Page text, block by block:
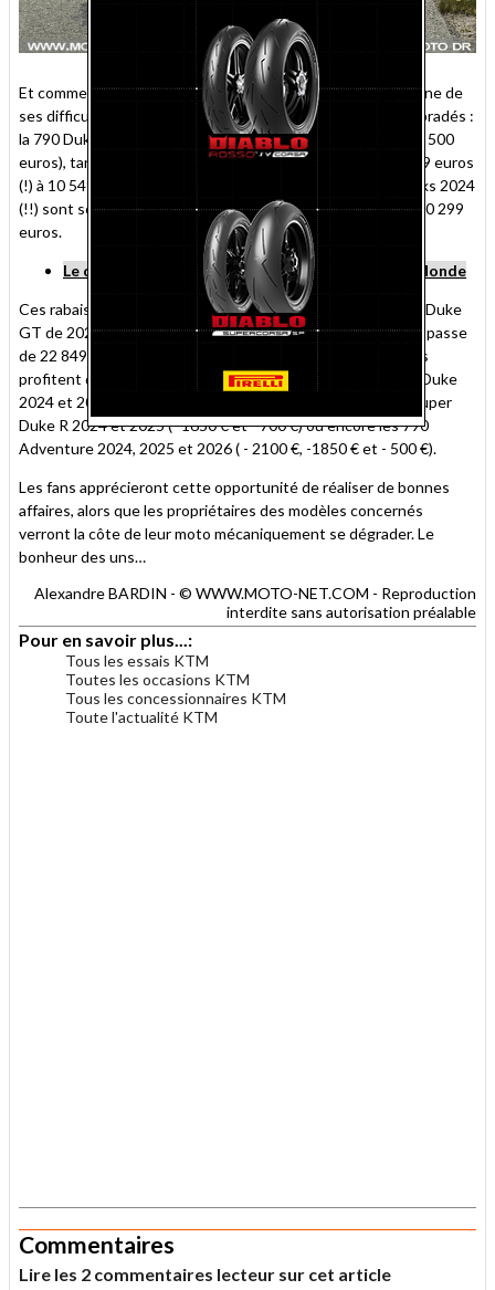
Et comme la marque a accumulé un stock important, à l'origine de
ses difficultés financières, les millésimes précédents sont bradés :
la 790 Duke 2026 passe de 11 299 euros à 10 7999 euros (- 500
euros), tandis que les versions 2025 dégringolent de 12 399 euros
(!) à 10 549 euros (- 1850 euros). Plus fort encore : les stocks 2024
(!!) sont soldés de 2100 euros, passant de 12 399 euros à 10 299
euros.
Le débridage des motos d'enduro KTM agite Le Monde
Ces rabais grimpent jusqu'à 3300 euros sur les 1290 Super Duke
GT de 2024 ci-dessus : la sport-routière très, très pressée passe
de 22 849 euros à sa sortie à 19 549 euros ! D'autres motos
profitent de cet éc(r)oulement des stocks, comme les 125 Duke
2024 et 2025 (respectivement - 900 et - 650 €), les 1390 Super
Duke R 2024 et 2025 (- 1650 € et - 700 €) ou encore les 790
Adventure 2024, 2025 et 2026 ( - 2100 €, -1850 € et - 500 €).
Les fans apprécieront cette opportunité de réaliser de bonnes
affaires, alors que les propriétaires des modèles concernés
verront la côte de leur moto mécaniquement se dégrader. Le
bonheur des uns…
Alexandre BARDIN - © WWW.MOTO-NET.COM - Reproduction
interdite sans autorisation préalable
Pour en savoir plus...:
Tous les essais KTM
Toutes les occasions KTM
Tous les concessionnaires KTM
Toute l'actualité KTM
Commentaires
Lire les 2 commentaires lecteur sur cet article